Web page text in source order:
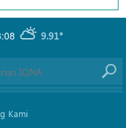
9.91°
Kami